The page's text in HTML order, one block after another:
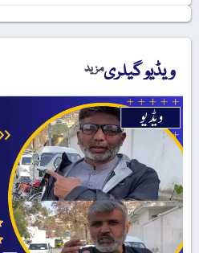
ویڈیو گیلریمزید